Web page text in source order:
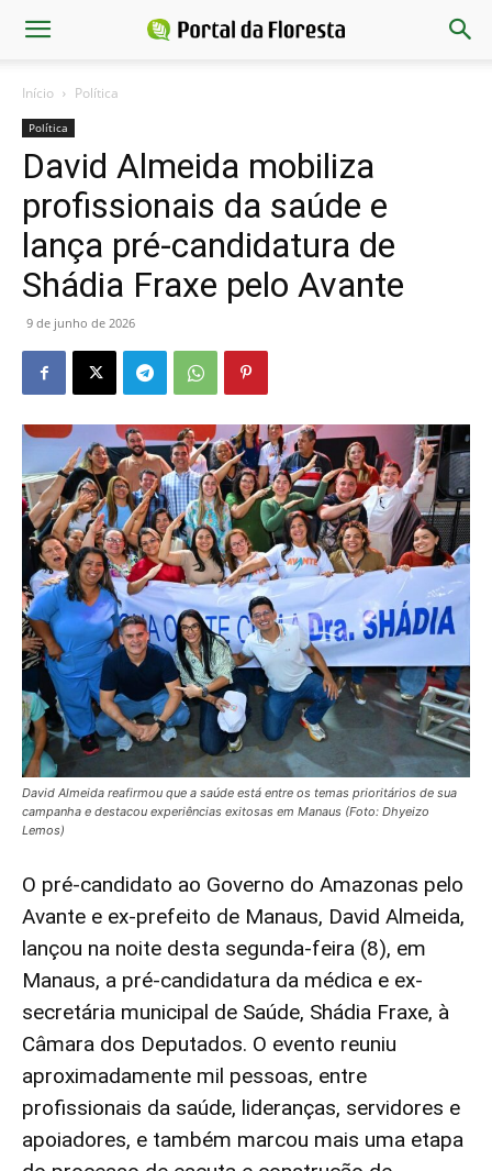
Início Política
Política
David Almeida mobiliza
profissionais da saúde e
lança pré-candidatura de
Shádia Fraxe pelo Avante
9 de junho de 2026
David Almeida reafirmou que a saúde está entre os temas prioritários de sua
campanha e destacou experiências exitosas em Manaus (Foto: Dhyeizo
Lemos)
O pré-candidato ao Governo do Amazonas pelo
Avante e ex-prefeito de Manaus, David Almeida,
lançou na noite desta segunda-feira (8), em
Manaus, a pré-candidatura da médica e ex-
secretária municipal de Saúde, Shádia Fraxe, à
Câmara dos Deputados. O evento reuniu
aproximadamente mil pessoas, entre
profissionais da saúde, lideranças, servidores e
apoiadores, e também marcou mais uma etapa